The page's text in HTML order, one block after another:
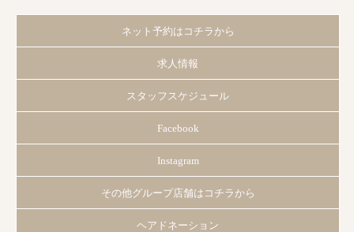
ネット予約はコチラから
求人情報
スタッフスケジュール
Facebook
Instagram
その他グループ店舗はコチラから
ヘアドネーション